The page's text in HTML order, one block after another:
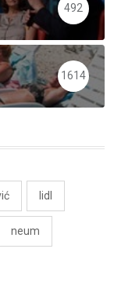
492
1614
lidl
neum